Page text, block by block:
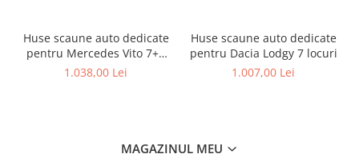
Huse scaune auto dedicate
pentru Mercedes Vito 7+1
locuri
1.038,00 Lei
Huse scaune auto dedicate
pentru Dacia Lodgy 7 locuri
1.007,00 Lei
MAGAZINUL MEU